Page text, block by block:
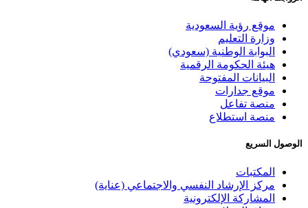
موقع رؤية السعودية
وزارة التعليم
البوابة الوطنية (سعودي)
هيئة الحكومة الرقمية
البيانات المفتوحة
موقع جدارات
منصة تفاعل
منصة استطلاع
الوصول السريع
المكتبات
مركز الإرشاد النفسي والاجتماعي (عناية)
المشاركة الإلكترونية